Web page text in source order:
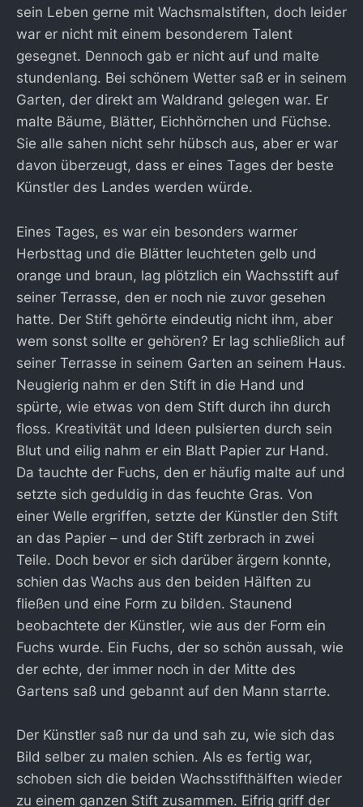
sein Leben gerne mit Wachsmalstiften, doch leider
war er nicht mit einem besonderem Talent
gesegnet. Dennoch gab er nicht auf und malte
stundenlang. Bei schönem Wetter saß er in seinem
Garten, der direkt am Waldrand gelegen war. Er
malte Bäume, Blätter, Eichhörnchen und Füchse.
Sie alle sahen nicht sehr hübsch aus, aber er war
davon überzeugt, dass er eines Tages der beste
Künstler des Landes werden würde.
Eines Tages, es war ein besonders warmer
Herbsttag und die Blätter leuchteten gelb und
orange und braun, lag plötzlich ein Wachsstift auf
seiner Terrasse, den er noch nie zuvor gesehen
hatte. Der Stift gehörte eindeutig nicht ihm, aber
wem sonst sollte er gehören? Er lag schließlich auf
seiner Terrasse in seinem Garten an seinem Haus.
Neugierig nahm er den Stift in die Hand und
spürte, wie etwas von dem Stift durch ihn durch
floss. Kreativität und Ideen pulsierten durch sein
Blut und eilig nahm er ein Blatt Papier zur Hand.
Da tauchte der Fuchs, den er häufig malte auf und
setzte sich geduldig in das feuchte Gras. Von
einer Welle ergriffen, setzte der Künstler den Stift
an das Papier – und der Stift zerbrach in zwei
Teile. Doch bevor er sich darüber ärgern konnte,
schien das Wachs aus den beiden Hälften zu
fließen und eine Form zu bilden. Staunend
beobachtete der Künstler, wie aus der Form ein
Fuchs wurde. Ein Fuchs, der so schön aussah, wie
der echte, der immer noch in der Mitte des
Gartens saß und gebannt auf den Mann starrte.
Der Künstler saß nur da und sah zu, wie sich das
Bild selber zu malen schien. Als es fertig war,
schoben sich die beiden Wachsstifthälften wieder
zu einem ganzen Stift zusammen. Eifrig griff der